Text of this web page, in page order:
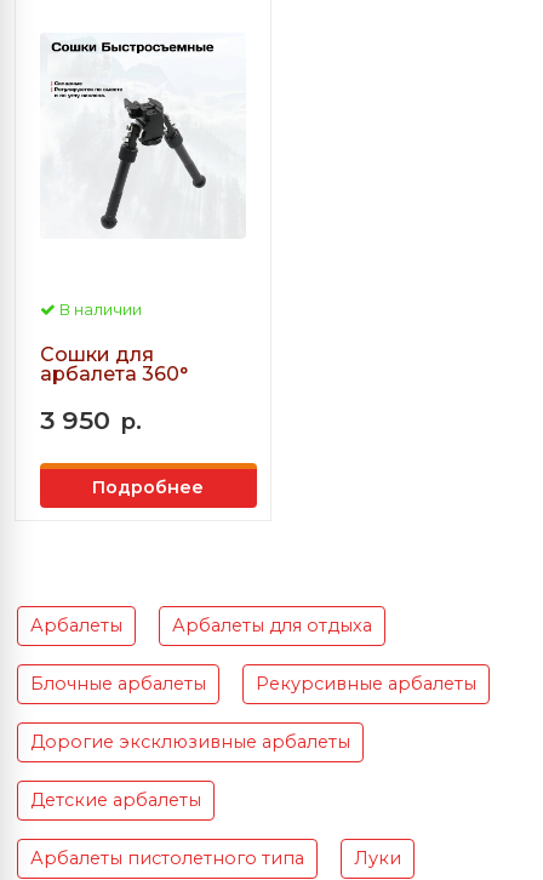
В наличии
Сошки для
арбалета 360°
3 950 р.
Подробнее
Арбалеты Арбалеты для отдыха
Блочные арбалеты Рекурсивные арбалеты
Дорогие эксклюзивные арбалеты
Детские арбалеты
Арбалеты пистолетного типа Луки